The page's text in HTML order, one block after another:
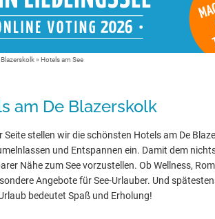
Blazerskolk» Hotels am See
am De Blazerskolk
Seite stellen wir die schönsten Hotels am De
und Entspannen ein. Damit dem
Nähe zum See vorzustellen. Ob Wellness,
Angebote für See-Urlauber. Und
bedeutet Spaß und Erholung!